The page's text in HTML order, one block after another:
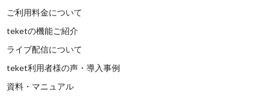
ご利用料金について
teketの機能ご紹介
ライブ配信について
teket利用者様の声・導入事例
資料・マニュアル